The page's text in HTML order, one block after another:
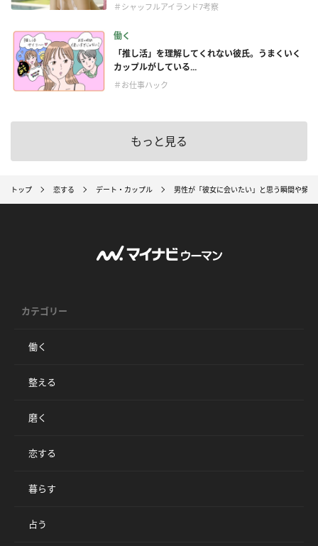
＃シャッフルアイランド7考察
働く
「推し活」を理解してくれない彼氏。うまくいく
カップルがしている...
＃お仕事ハック
もっと見る
トップ 恋する デート・カップル 男性が「彼女に会いたい」と思う瞬間や頻度
カテゴリー
働く
整える
磨く
恋する
暮らす
占う